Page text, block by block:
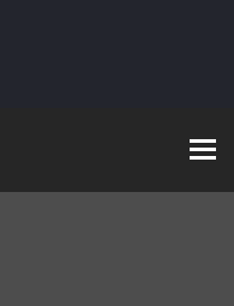
Toggle navigation